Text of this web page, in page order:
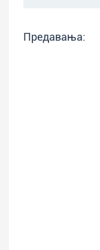
Предавања: